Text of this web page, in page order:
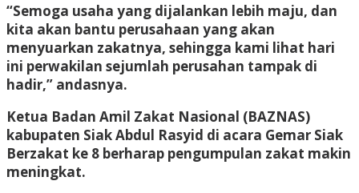
“Semoga usaha yang dijalankan lebih maju, dan
kita akan bantu perusahaan yang akan
menyuarkan zakatnya, sehingga kami lihat hari
ini perwakilan sejumlah perusahan tampak di
hadir,” andasnya.
Ketua Badan Amil Zakat Nasional (BAZNAS)
kabupaten Siak Abdul Rasyid di acara Gemar Siak
Berzakat ke 8 berharap pengumpulan zakat makin
meningkat.